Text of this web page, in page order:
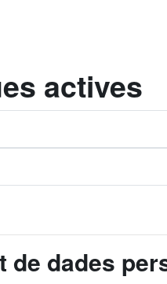
actives
de dades